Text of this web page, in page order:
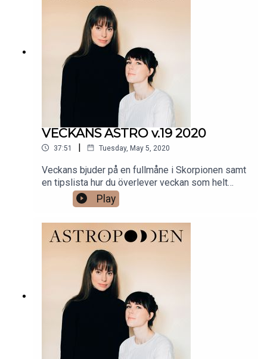
VECKANS ASTRO v.19 2020
37:51 | Tuesday, May 5, 2020
Veckans bjuder på en fullmåne i Skorpionen samt
en tipslista hur du överlever veckan som helt
saknar eldiga inslag på stjärnhimlen.
Play